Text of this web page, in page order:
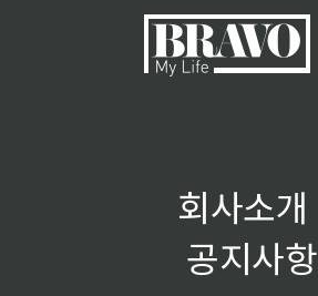
회사소개
공지사항